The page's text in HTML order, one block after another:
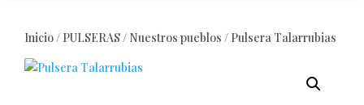
Inicio/ PULSERAS/ Nuestros pueblos / Pulsera Talarrubias